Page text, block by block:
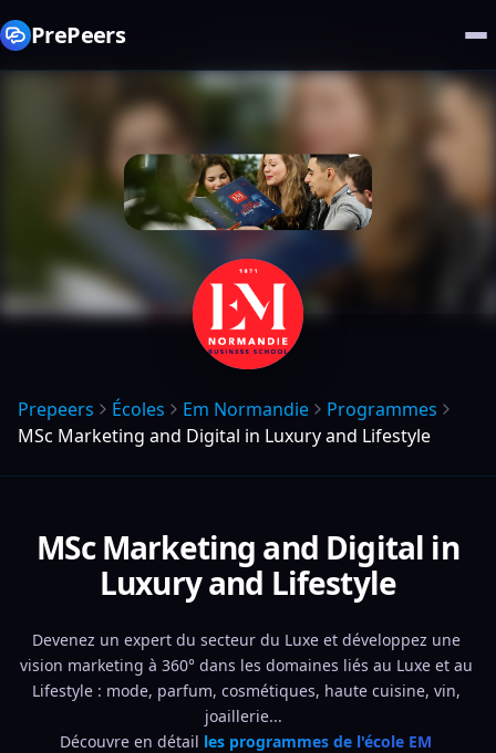
PrePeers
Prepeers Écoles Em Normandie
Programmes
MSc Marketing and Digital in Luxury and Lifestyle
MSc Marketing and Digital in
Luxury and Lifestyle
Devenez un expert du secteur du Luxe et développez une
vision marketing à 360° dans les domaines liés au Luxe et au
Lifestyle : mode, parfum, cosmétiques, haute cuisine, vin,
joaillerie...
Découvre en détail les programmes de l'école EM